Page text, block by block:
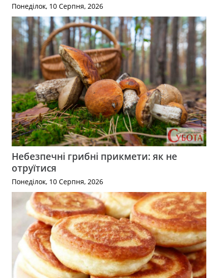
Понеділок, 10 Серпня, 2026
Небезпечні грибні прикмети: як не
отруїтися
Понеділок, 10 Серпня, 2026